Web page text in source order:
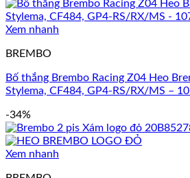
Xem nhanh
BREMBO
Bố thắng Brembo Racing Z04 Heo
Stylema, CF484, GP4-RS/RX/MS –
-34%
Xem nhanh